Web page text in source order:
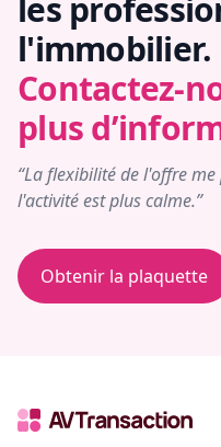
les
l'immobilier.
Contactez-
plus
“La flexibilité de l'offre
l'activité est plus calme.”
Obtenir la plaquette